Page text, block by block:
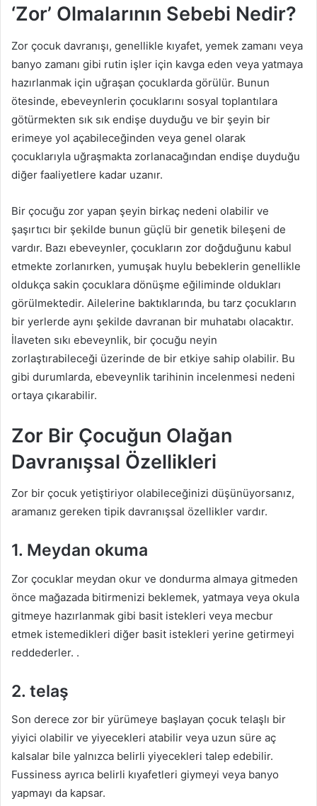
‘Zor’ Olmalarının Sebebi Nedir?
Zor çocuk davranışı, genellikle kıyafet, yemek zamanı veya
banyo zamanı gibi rutin işler için kavga eden veya yatmaya
hazırlanmak için uğraşan çocuklarda görülür. Bunun
ötesinde, ebeveynlerin çocuklarını sosyal toplantılara
götürmekten sık sık endişe duyduğu ve bir şeyin bir
erimeye yol açabileceğinden veya genel olarak
çocuklarıyla uğraşmakta zorlanacağından endişe duyduğu
diğer faaliyetlere kadar uzanır.
Bir çocuğu zor yapan şeyin birkaç nedeni olabilir ve
şaşırtıcı bir şekilde bunun güçlü bir genetik bileşeni de
vardır. Bazı ebeveynler, çocukların zor doğduğunu kabul
etmekte zorlanırken, yumuşak huylu bebeklerin genellikle
oldukça sakin çocuklara dönüşme eğiliminde oldukları
görülmektedir. Ailelerine baktıklarında, bu tarz çocukların
bir yerlerde aynı şekilde davranan bir muhatabı olacaktır.
İlaveten sıkı ebeveynlik, bir çocuğu neyin
zorlaştırabileceği üzerinde de bir etkiye sahip olabilir. Bu
gibi durumlarda, ebeveynlik tarihinin incelenmesi nedeni
ortaya çıkarabilir.
Zor Bir Çocuğun Olağan
Davranışsal Özellikleri
Zor bir çocuk yetiştiriyor olabileceğinizi düşünüyorsanız,
aramanız gereken tipik davranışsal özellikler vardır.
1. Meydan okuma
Zor çocuklar meydan okur ve dondurma almaya gitmeden
önce mağazada bitirmenizi beklemek, yatmaya veya okula
gitmeye hazırlanmak gibi basit istekleri veya mecbur
etmek istemedikleri diğer basit istekleri yerine getirmeyi
reddederler. .
2. telaş
Son derece zor bir yürümeye başlayan çocuk telaşlı bir
yiyici olabilir ve yiyecekleri atabilir veya uzun süre aç
kalsalar bile yalnızca belirli yiyecekleri talep edebilir.
Fussiness ayrıca belirli kıyafetleri giymeyi veya banyo
yapmayı da kapsar.